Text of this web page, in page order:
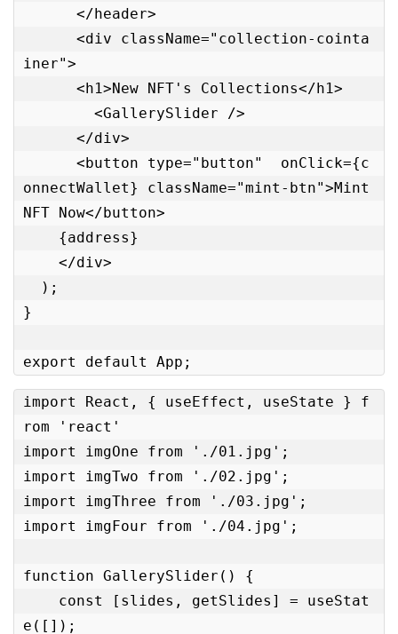
iner">
onnectWallet} className="mint-btn">Mint
NFT Now</button>
}
import React, { useEffect, useState } f
rom 'react'
import imgOne from './01.jpg';
import imgTwo from './02.jpg';
import imgThree from './03.jpg';
import imgFour from './04.jpg';
function GallerySlider() {
e([]);